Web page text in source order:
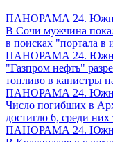
ПАНОРАМА 24.
В Сочи мужчина
в поисках "портала
ПАНОРАМА 24.
"Газпром нефть"
топливо в канистры
ПАНОРАМА 24.
Число погибших в
достигло 6, среди них
ПАНОРАМА 24.